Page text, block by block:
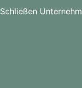
Schließen